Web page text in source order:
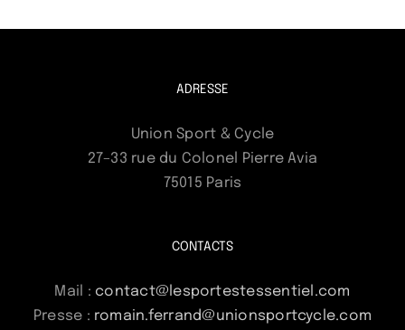
ADRESSE
Union Sport & Cycle
27–33 rue du Colonel Pierre Avia
75015 Paris
CONTACTS
Mail : contact@lesportestessentiel.com
Presse : romain.ferrand@unionsportcycle.com